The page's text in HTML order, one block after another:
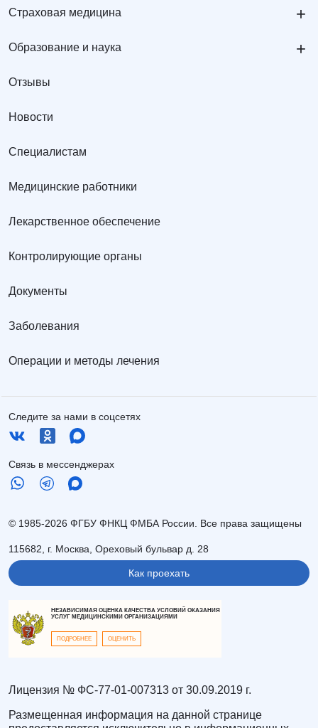
Страховая медицина +
Образование и наука +
Отзывы
Новости
Специалистам
Медицинские работники
Лекарственное обеспечение
Контролирующие органы
Документы
Заболевания
Операции и методы лечения
Следите за нами в соцсетях
Связь в мессенджерах
© 1985-2026 ФГБУ ФНКЦ ФМБА России. Все права защищены
115682, г. Москва, Ореховый бульвар д. 28
Как проехать
НЕЗАВИСИМАЯ ОЦЕНКА КАЧЕСТВА УСЛОВИЙ ОКАЗАНИЯ
УСЛУГ МЕДИЦИНСКИМИ ОРГАНИЗАЦИЯМИ
ПОДРОБНЕЕ ОЦЕНИТЬ
Лицензия № ФС-77-01-007313 от 30.09.2019 г.
Размещенная информация на данной странице